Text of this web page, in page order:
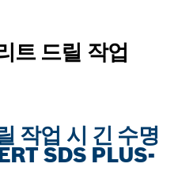
트 드릴 작업
작업 시 긴 수명
SDS PLUS-